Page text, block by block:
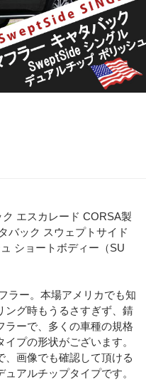
エスカレード CORSA製
バック スウェプトサイド
ショートボディー（SU
ラー。本場アメリカでも知
ング時もうるさすぎず、錆
ラーで、多くの車種の規格
プの形状がございます。
画像でも確認して頂ける
アルチップタイプです。